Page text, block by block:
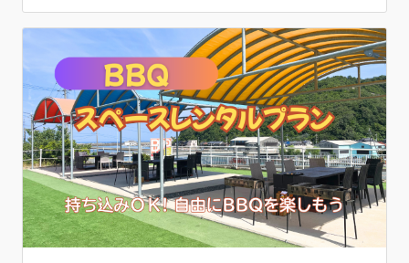
モ)+鳥取県産ロングウインナー 野菜：ピーマン・玉ね
ぎ ※野菜は少なめです。必要な方は持ち込みをおすすめ
しております。 他：おにぎり2個・焼肉のタレ その他料金
に含まれるもの：施設利用料(BBQコンロ(網･鉄板付き)･テ
ーブル･イス･トング･火ばさみ･調理台&流し台使用料･ごみ
処理代込み 【営業期間】2026年5月15日～10月31日 ※
毎週火曜日および大型連休を除く(お盆連休・シルバーウ
ィーク等) 【営業時間】11：00～15：00(15：00には施設
を閉めさせていただきます。) 【セット料金】大人(中学生
以上) 3,500円/人 小学生 3,000円/人 ■申込みについて お
申し込みは2名様以上でお願いしております。 大型連休は
「施設利用プラン」のみ予約受付可能となります。